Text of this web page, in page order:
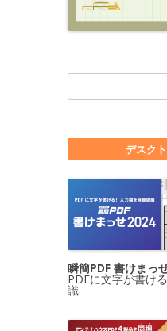
デスク
瞬簡PDF 書けまっ
PDFに文字が書け
識